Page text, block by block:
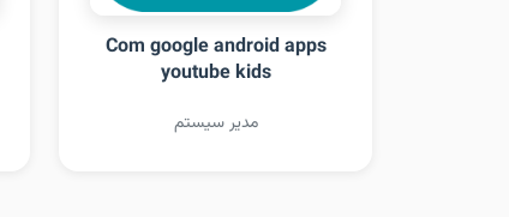
Com google android apps
youtube kids
مدیر سیستم